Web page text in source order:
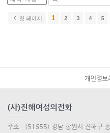
첫 페이지 1 2 3 4 5
개인정보
(사)진해여성의전화
주소 : (51655) 경남 창원시 진해구